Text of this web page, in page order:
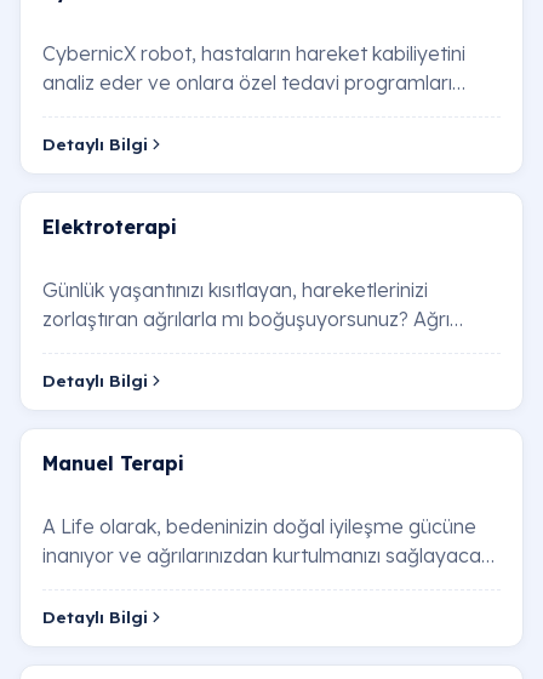
CybernicX robot, hastaların hareket kabiliyetini
analiz eder ve onlara özel tedavi programları
sunar. Yapay zeka destekli sistem sayesinde h…
Detaylı Bilgi
Elektroterapi
Günlük yaşantınızı kısıtlayan, hareketlerinizi
zorlaştıran ağrılarla mı boğuşuyorsunuz? Ağrı
kesicilere bağımlı kalmadan, yaşam kalitenizi a…
Detaylı Bilgi
Manuel Terapi
A Life olarak, bedeninizin doğal iyileşme gücüne
inanıyor ve ağrılarınızdan kurtulmanızı sağlayacak
etkili çözümler sunuyoruz. Bu kapsamlı r…
Detaylı Bilgi